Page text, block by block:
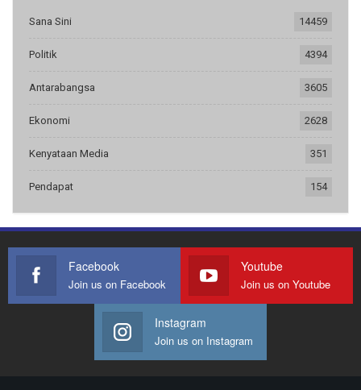
Sana Sini 14459
Politik 4394
Antarabangsa 3605
Ekonomi 2628
Kenyataan Media 351
Pendapat 154
Facebook
Join us on Facebook
Youtube
Join us on Youtube
Instagram
Join us on Instagram